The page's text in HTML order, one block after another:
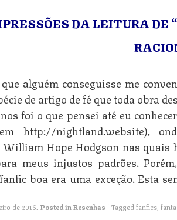
DA LEITURA DE
alguém conseguisse me
de artigo de fé que toda obra
foi o que pensei até eu
http://nightland.website),
William Hope Hodgson nas
meus injustos padrões.
boa era uma exceção. Esta
de 2016. Posted in Resenhas | Tagged fanfics,